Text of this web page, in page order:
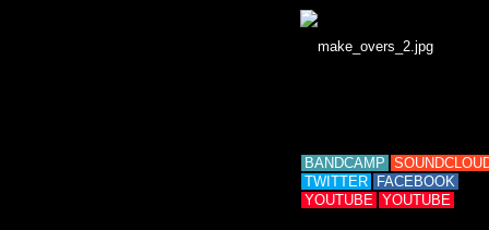
BANDCAMP
TWITTER
FACEBOOK
YOUTUBE YOUTUBE